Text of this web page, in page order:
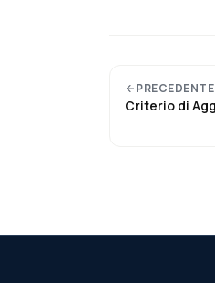
PRECEDENTE
Criterio di